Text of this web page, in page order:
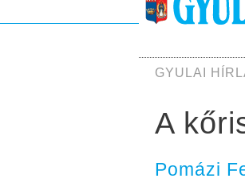
GYULAI
A
Pomázi